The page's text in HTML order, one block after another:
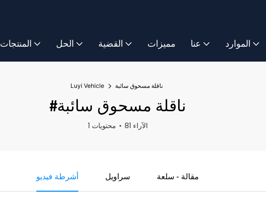
المنتجات الحل القضية مميزات عنا الموارد
Luyi Vehicle ناقلة مسحوق سائبة
#ناقلة مسحوق سائبة
1 محتويات 81 الآراء
أشرطة فيديو سراويل مقالة - سلعة